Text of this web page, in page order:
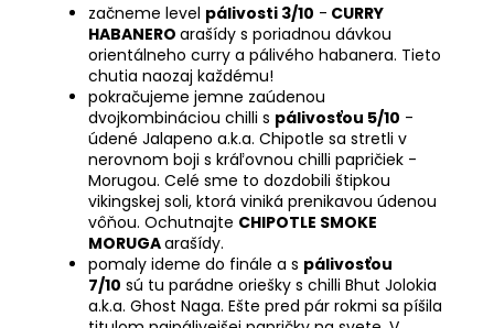
začneme level pálivosti 3/10 - CURRY
HABANERO arašídy s poriadnou dávkou
orientálneho curry a pálivého habanera. Tieto
chutia naozaj každému!
pokračujeme jemne zaúdenou
dvojkombináciou chilli s pálivosťou 5/10 -
údené Jalapeno a.k.a. Chipotle sa stretli v
nerovnom boji s kráľovnou chilli papričiek -
Morugou. Celé sme to dozdobili štipkou
vikingskej soli, ktorá viniká prenikavou údenou
vôňou. Ochutnajte CHIPOTLE SMOKE
MORUGAarašídy.
pomaly ideme do finále a s pálivosťou
7/10 sú tu parádne oriešky s chilli Bhut Jolokia
a.k.a. Ghost Naga. Ešte pred pár rokmi sa píšila